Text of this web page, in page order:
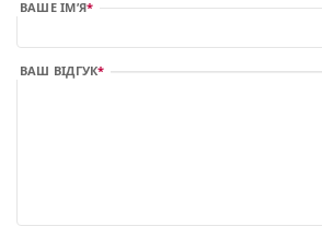
ВАШЕ ІМ’Я
ВАШ ВІДГУК